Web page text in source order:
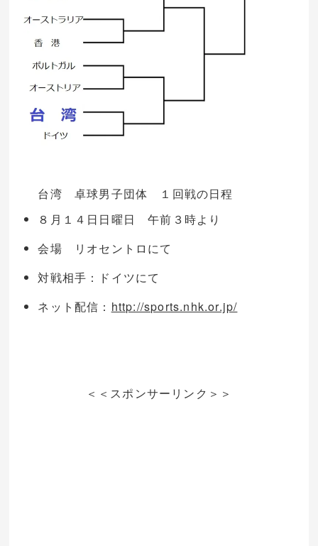
台湾 卓球男子団体 １回戦の日程
８月１４日日曜日 午前３時より
会場 リオセントロにて
対戦相手：ドイツにて
ネット配信： http://sports.nhk.or.jp/
＜＜スポンサーリンク＞＞